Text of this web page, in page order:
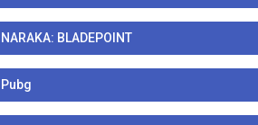
NARAKA: BLADEPOINT
Pubg